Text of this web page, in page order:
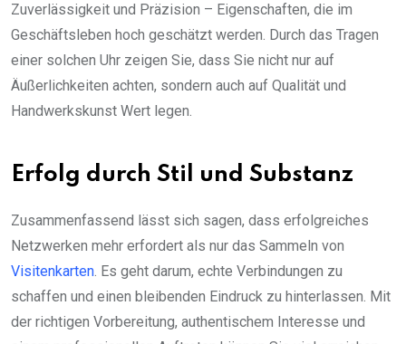
Zuverlässigkeit und Präzision – Eigenschaften, die im
Geschäftsleben hoch geschätzt werden. Durch das Tragen
einer solchen Uhr zeigen Sie, dass Sie nicht nur auf
Äußerlichkeiten achten, sondern auch auf Qualität und
Handwerkskunst Wert legen.
Erfolg durch Stil und Substanz
Zusammenfassend lässt sich sagen, dass erfolgreiches
Netzwerken mehr erfordert als nur das Sammeln von
Visitenkarten. Es geht darum, echte Verbindungen zu
schaffen und einen bleibenden Eindruck zu hinterlassen. Mit
der richtigen Vorbereitung, authentischem Interesse und